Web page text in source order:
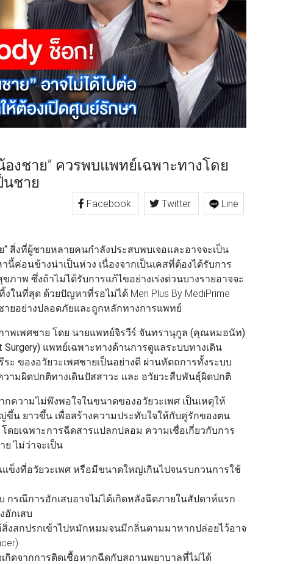
งชาย” ควรพบแพทย์เฉพาะทางโดย
นชาย
Facebook Twitter
Line
สิ่งที่ผู้ชายหลายคนกำลังประสบพบเจอและอาจจะเป็น
อนข้างน่าเป็นห่วง เนื่องจากเป็นเคสที่ต้องได้รับการ
าพ ซึ่งถ้าไม่ได้รับการแก้ไขอย่างเร่งด่วนบางรายอาจจะ
นที่สุด ด้วยปัญหาที่รอไม่ได้ Men Plus By MediPrime
ยอย่างปลอดภัยและถูกหลักทางการแพทย์
าพเพศชาย โดย นายแพทย์จิรวีร์ จันทรานุกูล (คุณหมอนัท)
แพทย์เฉพาะทางด้านการดูแลระบบทางเดิน
ะ ของอวัยวะเพศชายเป็นอย่างดี ผ่านหัตถการทั้งระบบ
ามผิดปกติทางเดินปัสสาวะ และ อวัยวะสืบพันธุ์ผิดปกติ
วามไม่พึงพอใจในขนาดของอวัยวะเพศ เป็นเหตุให้
น ยาวขึ้น เพื่อสร้างความประทับใจให้กับคู่รักของตน
ดยเฉพาะการฉีดสารแปลกปลอม ความเชื่อเกี่ยวกับการ
ไม่ว่าจะเป็น
ข็งที่อวัยวะเพศ หรือมีขนาดใหญ่เกินไปจนรบกวนการใช้
กรณีการอักเสบอาจไม่ได้เกิดหลังฉีดภายในสัปดาห์แรก
อักเสบ
งสกปรกเข้าไปหมักหมมจนมีกลิ่นตามมาหากปล่อยไว้อาจ
กิดจากการติดเชื้อหากฉีดกับสถานพยาบาลที่ไม่ได้